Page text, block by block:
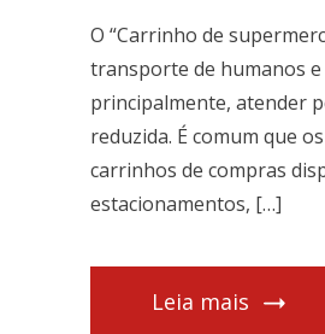
O “Carrinho de
transporte de humanos e
principalmente, atender
reduzida. É comum que
carrinhos de compras
estacionamentos, […]
Leia mais